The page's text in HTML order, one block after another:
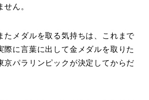
ん。
たメダルを取る気持ちは、これまで
際に言葉に出して金メダルを取りた
京パラリンピックが決定してからだ